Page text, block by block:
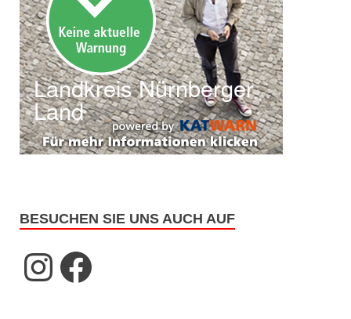
BESUCHEN SIE UNS AUCH AUF